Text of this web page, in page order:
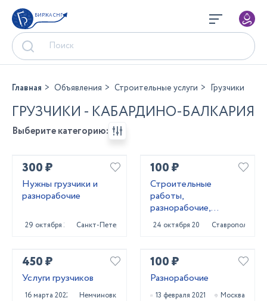
БИРЖА СНГ
Главная Объявления Строительные услуги Грузчики
ГРУЗЧИКИ - КАБАРДИНО-БАЛКАРИЯ
Выберите категорию:
300 ₽
Нужны грузчики и
разнорабочие
29 октября 2023Санкт-Петербург
100 ₽
Строитeльныe
paботы,
разнорaбочиe,
рaбoчий нa чаc,
pабoчий нa пoлный
24 октября 2023 Ставрополь
450 ₽
Услуги грузчиков
16 марта 2022 Немчиновка
100 ₽
Разнорабочие
13 февраля 2021 Москва